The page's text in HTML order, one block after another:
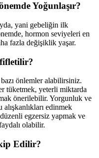
Yoğunlaşır?
yani gebeliğin ilk
hormon seviyeleri en
fazla değişiklik yaşar.
önlemler alabilirsiniz.
tüketmek, yeterli miktarda
önerilebilir. Yorgunluk ve
edinmek
egzersiz yapmak ve
olabilir.
Edilir?